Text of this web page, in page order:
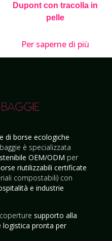
Dupont con tracolla in
pelle
Per saperne di più
di borse ecologiche
è specializzata
OEM/ODM per
riutilizzabili certificate
compostabili) con
e industrie
coperture supporto alla
logistica pronta per